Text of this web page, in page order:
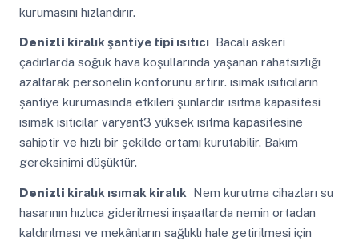
kurumasını hızlandırır.
Denizli kiralık şantiye tipi ısıtıcıBacalı askeri
çadırlarda soğuk hava koşullarında yaşanan rahatsızlığı
azaltarak personelin konforunu artırır. ısımak ısıtıcıların
şantiye kurumasında etkileri şunlardır ısıtma kapasitesi
ısımak ısıtıcılar varyant3 yüksek ısıtma kapasitesine
sahiptir ve hızlı bir şekilde ortamı kurutabilir. Bakım
gereksinimi düşüktür.
Denizli kiralık ısımak kiralık Nem kurutma cihazları su
hasarının hızlıca giderilmesi inşaatlarda nemin ortadan
kaldırılması ve mekânların sağlıklı hale getirilmesi için